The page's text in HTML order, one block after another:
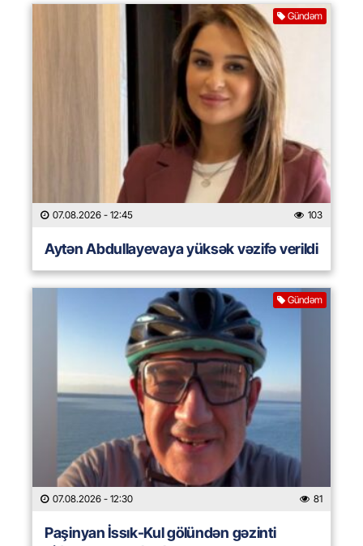
Gündəm
07.08.2026 - 12:45 103
Aytən Abdullayevaya yüksək vəzifə verildi
Gündəm
07.08.2026 - 12:30 81
Paşinyan İssık-Kul gölündən gəzinti